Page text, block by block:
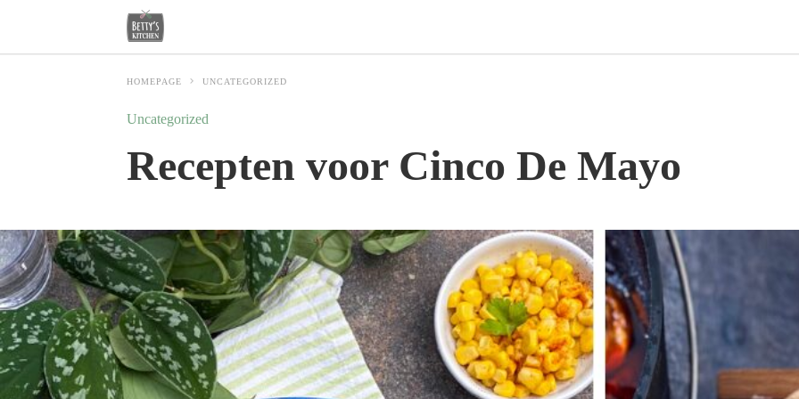
HOMEPAGE UNCATEGORIZED
Uncategorized
Recepten voor Cinco De Mayo